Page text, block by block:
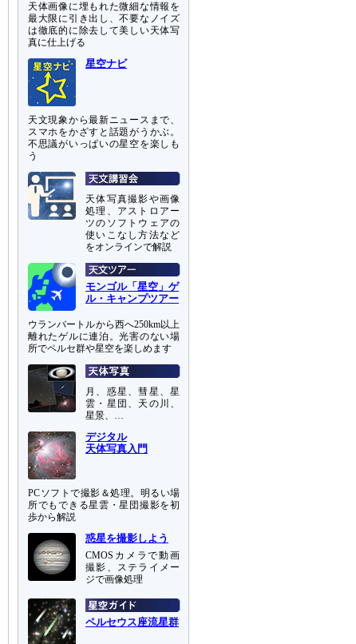
天体画像に埋もれた微細な情報を
最大限に引き出し、不要なノイズ
は徹底的に除去して美しい天体写
真に仕上げる
星空ナビ
天文現象から最新ニュースまで、
スマホをかざすと話題がうかぶ。
不思議がいっぱいの星空を楽しも
う
天体写真撮影や画像
処理、アストロアー
ツのソフトウェアの
使いこなし方法など
をオンラインで解説
モンゴル「星空」ゲ
ル・キャンプツアー
ウランバートルから西へ250km以上
離れたゲルに連泊。光害のない場
所でペルセ群や星空を楽しめます
月、惑星、彗星、星
雲・星団、天の川、
星景、…
デジタル
天体写真入門
PCソフトで撮影＆処理。明るい場
所でもできる星雲・星団撮影を初
歩から解説
惑星を撮影しよう
CMOSカメラで動画
撮影、ステライメー
ジで画像処理
ペルセウス座流星群